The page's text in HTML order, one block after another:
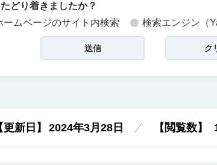
どり着きましたか？
ームページのサイト内検索 検索エンジン（
更新日】 2024年3月28日 【閲覧数】